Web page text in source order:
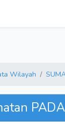
Wilayah